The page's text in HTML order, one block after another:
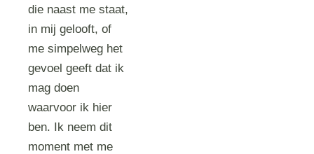
die naast me staat,
in mij gelooft, of
me simpelweg het
gevoel geeft dat ik
mag doen
waarvoor ik hier
ben. Ik neem dit
moment met me